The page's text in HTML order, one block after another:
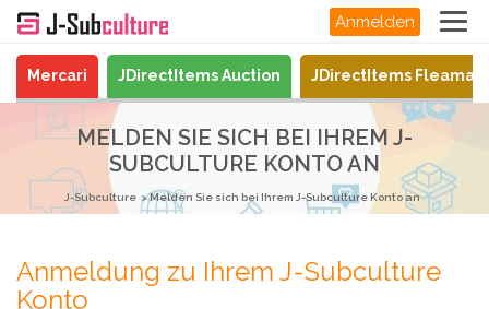
Anmelden
Mercari JDirectItems Auction JDirectItems
MELDEN SIE SICH BEI IHREM J-
SUBCULTURE KONTO AN
J-Subculture Melden Sie sich bei Ihrem J-Subculture Konto an
Anmeldung zu Ihrem J-Subculture
Konto